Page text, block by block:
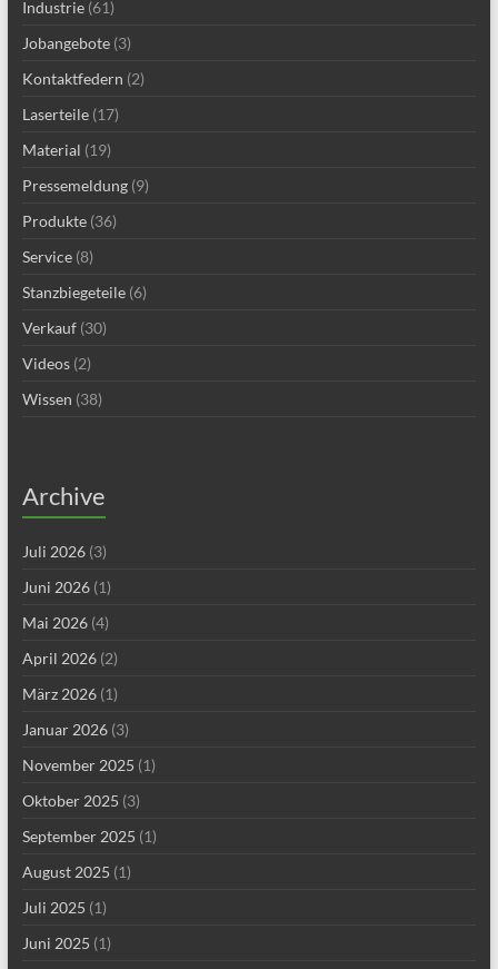
Industrie(61)
Jobangebote(3)
Kontaktfedern (2)
Laserteile(17)
Material (19)
Pressemeldung(9)
Produkte(36)
Service(8)
Stanzbiegeteile(6)
Verkauf(30)
Videos(2)
Wissen (38)
Archive
Juli 2026(3)
Juni 2026(1)
Mai 2026(4)
April 2026(2)
März 2026(1)
Januar 2026(3)
November 2025 (1)
Oktober 2025 (3)
September 2025 (1)
August 2025 (1)
Juli 2025 (1)
Juni 2025 (1)